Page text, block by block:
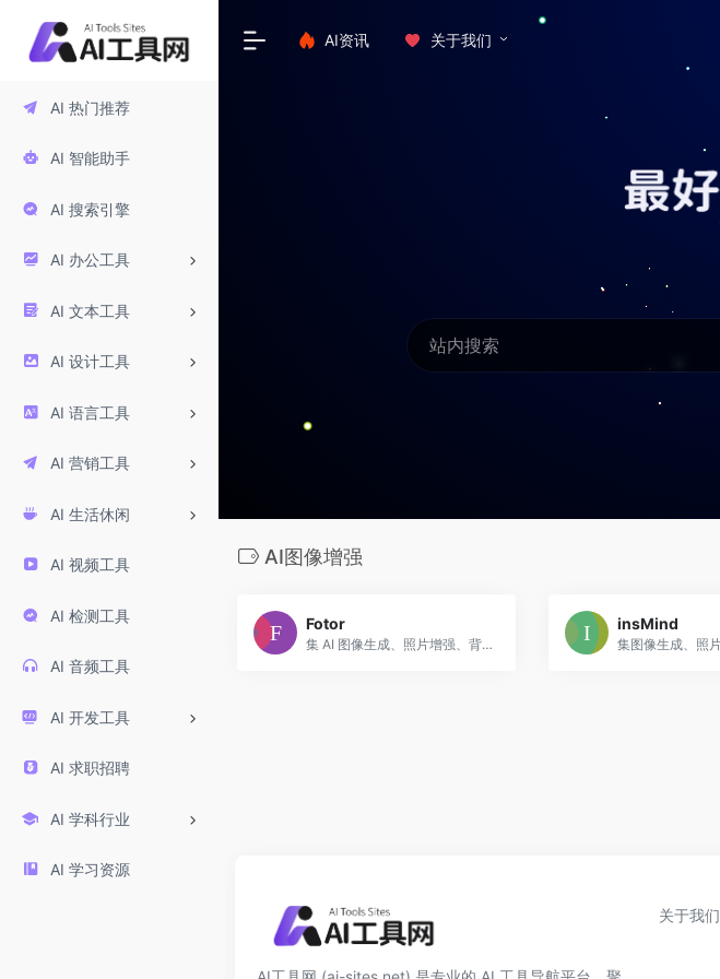
AI 热门推荐
AI 智能助手
AI 搜索引擎
AI 办公工具
AI 文本工具
AI 设计工具
AI 语言工具
AI 营销工具
AI 生活休闲
AI 视频工具
AI 检测工具
AI 音频工具
AI 开发工具
AI 求职招聘
AI 学科行业
AI 学习资源
AI资讯 关于我们
AI图像增强
Fotor
集 AI 图像生成、照片增强、背景移除与创意设计于一体的在线平台，适合摄影师、内容创作者及社交媒体用户，通过简单操作即可实现高质量视觉创作。
insMind
关于我们